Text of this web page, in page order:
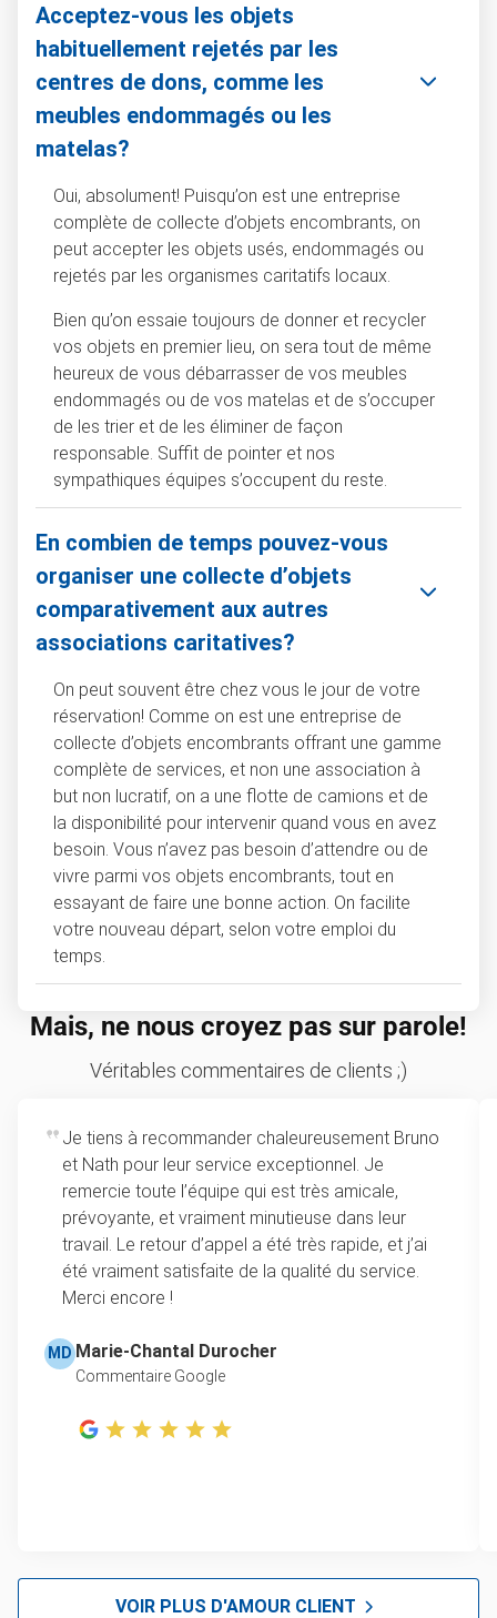
Acceptez-vous les objets
habituellement rejetés par les
centres de dons, comme les
meubles endommagés ou les
matelas?
Oui, absolument! Puisqu’on est une entreprise
complète de collecte d’objets encombrants, on
peut accepter les objets usés, endommagés ou
rejetés par les organismes caritatifs locaux.
Bien qu’on essaie toujours de donner et recycler
vos objets en premier lieu, on sera tout de même
heureux de vous débarrasser de vos meubles
endommagés ou de vos matelas et de s’occuper
de les trier et de les éliminer de façon
responsable. Suffit de pointer et nos
sympathiques équipes s’occupent du reste.
En combien de temps pouvez-vous
organiser une collecte d’objets
comparativement aux autres
associations caritatives?
On peut souvent être chez vous le jour de votre
réservation! Comme on est une entreprise de
collecte d’objets encombrants offrant une gamme
complète de services, et non une association à
but non lucratif, on a une flotte de camions et de
la disponibilité pour intervenir quand vous en avez
besoin. Vous n’avez pas besoin d’attendre ou de
vivre parmi vos objets encombrants, tout en
essayant de faire une bonne action. On facilite
votre nouveau départ, selon votre emploi du
temps.
Mais, ne nous croyez pas sur parole!
Véritables commentaires de clients ;)
Je tiens à recommander chaleureusement Bruno
et Nath pour leur service exceptionnel. Je
remercie toute l’équipe qui est très amicale,
prévoyante, et vraiment minutieuse dans leur
travail. Le retour d’appel a été très rapide, et j’ai
été vraiment satisfaite de la qualité du service.
Merci encore !
MD Marie-Chantal Durocher
Commentaire Google
VOIR PLUS D'AMOUR CLIENT